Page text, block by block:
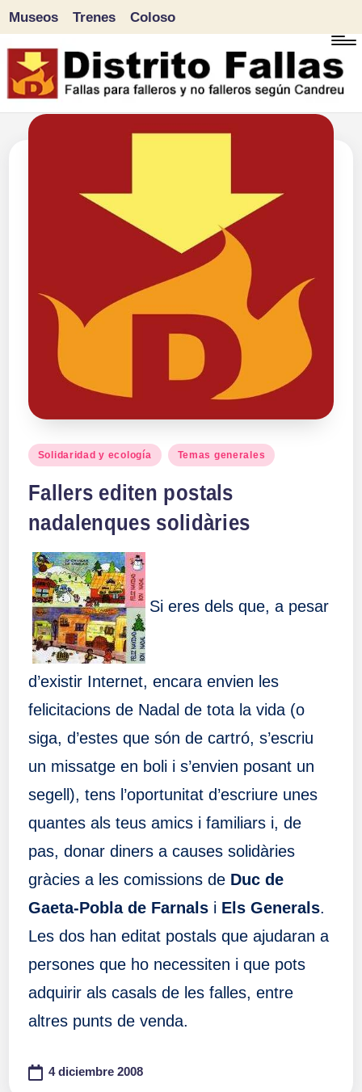
Saltar
al
Museos Trenes Coloso
Publicado
Solidaridad y ecología Temas generales
Fallers editen postals
nadalenques solidàries
Si eres dels que, a pesar
d’existir Internet, encara envien les
felicitacions de Nadal de tota la vida (o
siga, d’estes que són de cartró, s’escriu
un missatge en boli i s’envien posant un
segell), tens l’oportunitat d’escriure unes
quantes als teus amics i familiars i, de
pas, donar diners a causes solidàries
gràcies a les comissions de Duc de
Gaeta-Pobla de Farnalsi Els Generals.
Les dos han editat postals que ajudaran a
persones que ho necessiten i que pots
adquirir als casals de les falles, entre
altres punts de venda.
4 diciembre 2008